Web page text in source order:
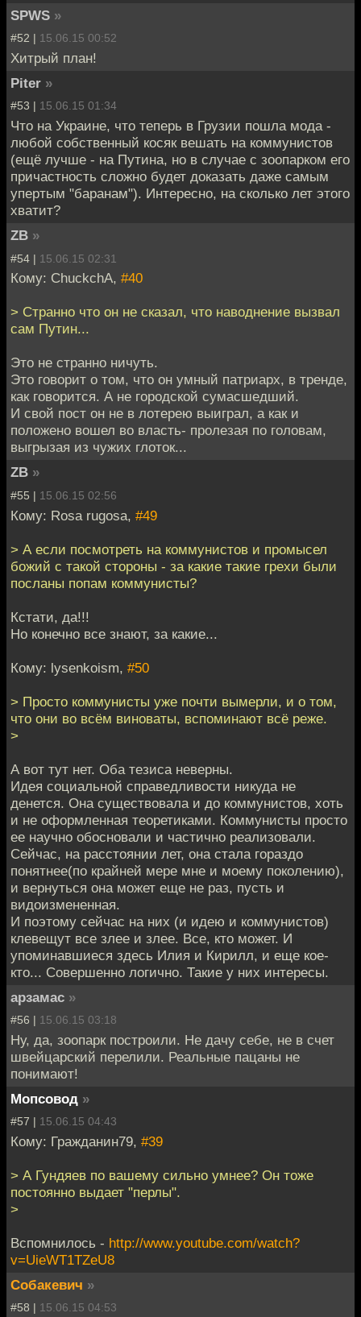
SPWS »
#52 | 15.06.15 00:52
Хитрый план!
Piter »
#53 | 15.06.15 01:34
Что на Украине, что теперь в Грузии пошла мода -
любой собственный косяк вешать на коммунистов
(ещё лучше - на Путина, но в случае с зоопарком его
причастность сложно будет доказать даже самым
упертым "баранам"). Интересно, на сколько лет этого
хватит?
ZB »
#54 | 15.06.15 02:31
Кому: ChuckchA, #40
> Странно что он не сказал, что наводнение вызвал
сам Путин...
Это не странно ничуть.
Это говорит о том, что он умный патриарх, в тренде,
как говорится. А не городской сумасшедший.
И свой пост он не в лотерею выиграл, а как и
положено вошел во власть- пролезая по головам,
выгрызая из чужих глоток...
ZB »
#55 | 15.06.15 02:56
Кому: Rosa rugosa, #49
> А если посмотреть на коммунистов и промысел
божий с такой стороны - за какие такие грехи были
посланы попам коммунисты?
Кстати, да!!!
Но конечно все знают, за какие...
Кому: lysenkoism, #50
> Просто коммунисты уже почти вымерли, и о том,
что они во всём виноваты, вспоминают всё реже.
>
А вот тут нет. Оба тезиса неверны.
Идея социальной справедливости никуда не
денется. Она существовала и до коммунистов, хоть
и не оформленная теоретиками. Коммунисты просто
ее научно обосновали и частично реализовали.
Сейчас, на расстоянии лет, она стала гораздо
понятнее(по крайней мере мне и моему поколению),
и вернуться она может еще не раз, пусть и
видоизмененная.
И поэтому сейчас на них (и идею и коммунистов)
клевещут все злее и злее. Все, кто может. И
упоминавшиеся здесь Илия и Кирилл, и еще кое-
кто... Совершенно логично. Такие у них интересы.
арзамас »
#56 | 15.06.15 03:18
Ну, да, зоопарк построили. Не дачу себе, не в счет
швейцарский перелили. Реальные пацаны не
понимают!
Мопсовод »
#57 | 15.06.15 04:43
Кому: Гражданин79, #39
> А Гундяев по вашему сильно умнее? Он тоже
постоянно выдает "перлы".
>
Вспомнилось - http://www.youtube.com/watch?
v=UieWT1TZeU8
Собакевич »
#58 | 15.06.15 04:53